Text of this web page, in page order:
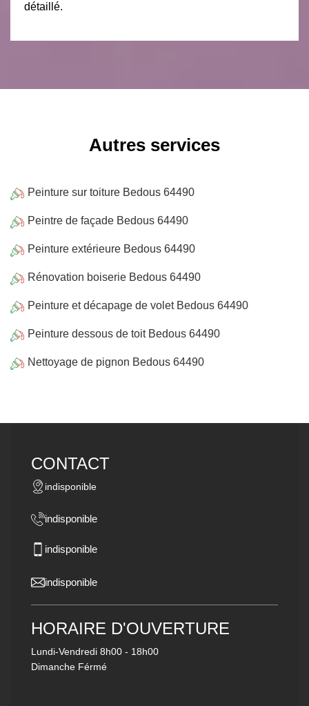
détaillé.
Autres services
Peinture sur toiture Bedous 64490
Peintre de façade Bedous 64490
Peinture extérieure Bedous 64490
Rénovation boiserie Bedous 64490
Peinture et décapage de volet Bedous 64490
Peinture dessous de toit Bedous 64490
Nettoyage de pignon Bedous 64490
CONTACT
indisponible
indisponible
indisponible
indisponible
HORAIRE D'OUVERTURE
Lundi-Vendredi 8h00 - 18h00
Dimanche Férmé